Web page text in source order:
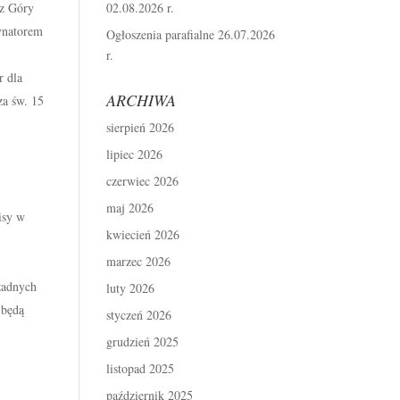
Góry
dla
św. 15
w
02.08.2026 r.
Ogłoszenia parafialne 26.07.2026
r.
ARCHIWA
sierpień 2026
lipiec 2026
czerwiec 2026
maj 2026
kwiecień 2026
marzec 2026
luty 2026
styczeń 2026
grudzień 2025
listopad 2025
październik 2025